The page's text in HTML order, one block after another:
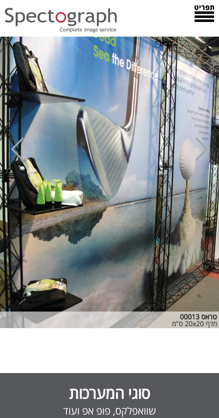
טראס 00013
מדף 20x20 ס"מ
סוגי המערכות
שוואפלקס, פופ אפ ועוד